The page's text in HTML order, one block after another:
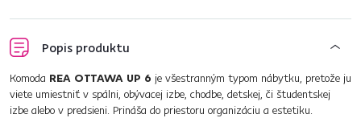
Popis produktu
Komoda REA OTTAWA UP 6 je všestranným typom nábytku, pretože ju
viete umiestniť v spálni, obývacej izbe, chodbe, detskej, či študentskej
izbe alebo v predsieni. Prináša do priestoru organizáciu a estetiku.